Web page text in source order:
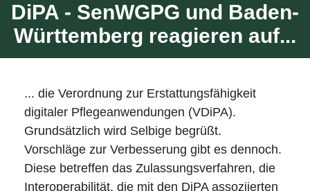
DiPA - SenWGPG und Baden-
Württemberg reagieren auf...
... die Verordnung zur Erstattungsfähigkeit
digitaler Pflegeanwendungen (VDiPA).
Grundsätzlich wird Selbige begrüßt.
Vorschläge zur Verbesserung gibt es dennoch.
Diese betreffen das Zulassungsverfahren, die
Interoperabilität, die mit den DiPA assoziierten